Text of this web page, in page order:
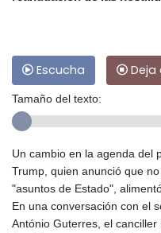
Escucha Deja
Tamaño del texto:
Un cambio en la agenda del
Trump, quien anunció que
"asuntos de Estado",
En una conversación con el
António Guterres, el